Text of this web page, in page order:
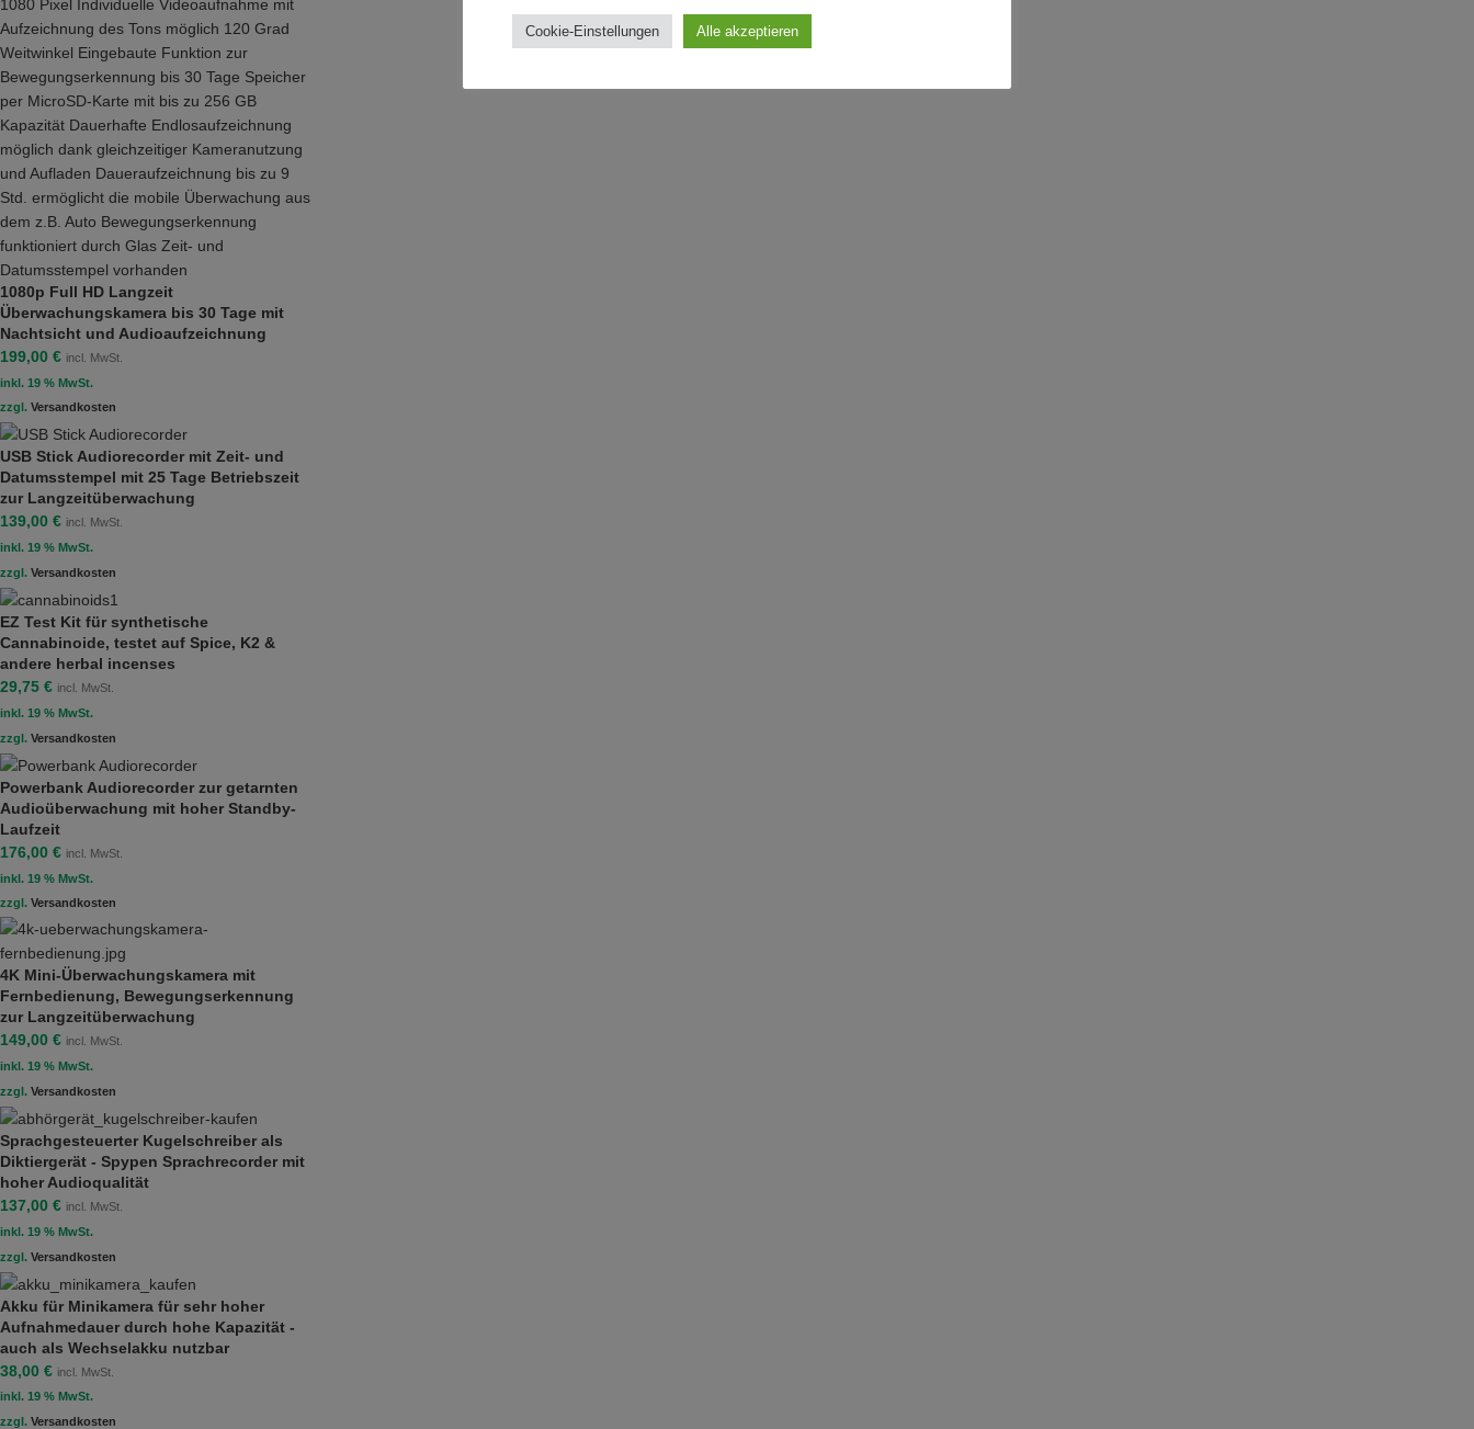
1080p Full HD Langzeit
Überwachungskamera bis 30 Tage mit
Nachtsicht und Audioaufzeichnung
199,00 € incl. MwSt.
inkl. 19 % MwSt.
zzgl. Versandkosten
USB Stick Audiorecorder mit Zeit- und
Datumsstempel mit 25 Tage Betriebszeit
zur Langzeitüberwachung
139,00 € incl. MwSt.
inkl. 19 % MwSt.
zzgl. Versandkosten
EZ Test Kit für synthetische
Cannabinoide, testet auf Spice, K2 &
andere herbal incenses
29,75 € incl. MwSt.
inkl. 19 % MwSt.
zzgl. Versandkosten
Powerbank Audiorecorder zur getarnten
Audioüberwachung mit hoher Standby-
Laufzeit
176,00 € incl. MwSt.
inkl. 19 % MwSt.
zzgl. Versandkosten
4K Mini-Überwachungskamera mit
Fernbedienung, Bewegungserkennung
zur Langzeitüberwachung
149,00 € incl. MwSt.
inkl. 19 % MwSt.
zzgl. Versandkosten
Sprachgesteuerter Kugelschreiber als
Diktiergerät - Spypen Sprachrecorder mit
hoher Audioqualität
137,00 € incl. MwSt.
inkl. 19 % MwSt.
zzgl. Versandkosten
Akku für Minikamera für sehr hoher
Aufnahmedauer durch hohe Kapazität -
auch als Wechselakku nutzbar
38,00 € incl. MwSt.
inkl. 19 % MwSt.
zzgl. Versandkosten
Cookie-Einstellungen Alle akzeptieren